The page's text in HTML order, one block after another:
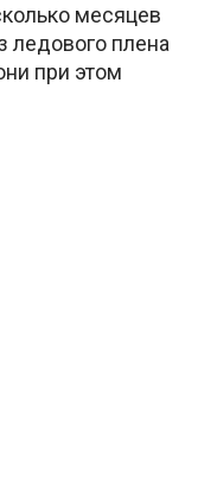
месяцев
ледового плена
при этом